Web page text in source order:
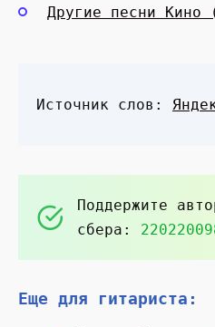
Другие песни
Источник слов:
Поддержите
сбера:
Еще для гитариста: